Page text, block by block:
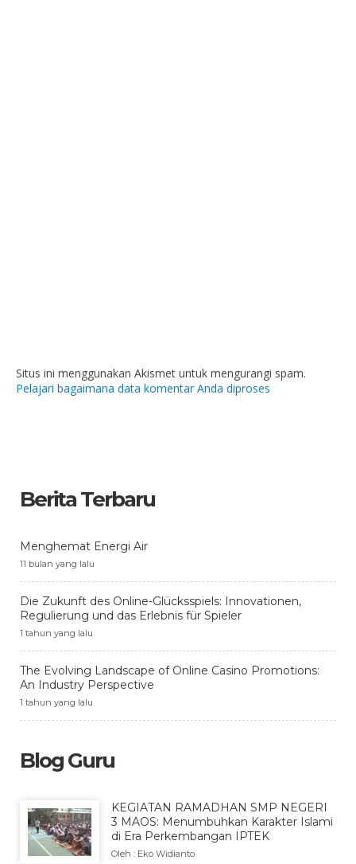
Situs ini menggunakan Akismet untuk mengurangi spam.
Pelajari bagaimana data komentar Anda diproses
Berita Terbaru
Menghemat Energi Air
11 bulan yang lalu
Die Zukunft des Online-Glücksspiels: Innovationen,
Regulierung und das Erlebnis für Spieler
1 tahun yang lalu
The Evolving Landscape of Online Casino Promotions:
An Industry Perspective
1 tahun yang lalu
Blog Guru
KEGIATAN RAMADHAN SMP NEGERI
3 MAOS: Menumbuhkan Karakter Islami
di Era Perkembangan IPTEK
Oleh : Eko Widianto